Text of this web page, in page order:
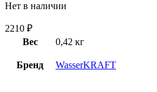
Нет в наличии
2210 ₽
Вес
0,42 кг
Бренд WasserKRAFT